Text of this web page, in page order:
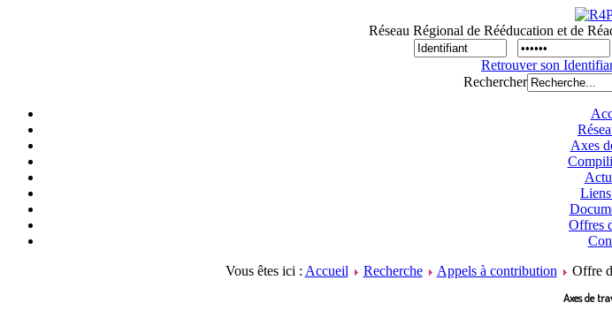
Réseau Régional de Rééducation et de
Retrouver son
Rechercher
Axes
Offres
Vous êtes ici : Accueil Recherche Appels à contribution Offre
Axes de